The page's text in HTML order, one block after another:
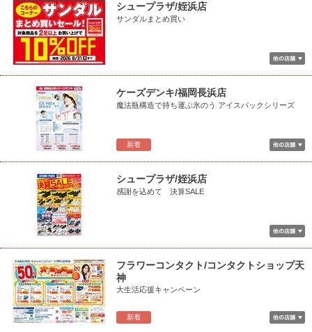
シュープラザ/姪浜店
サンダルまとめ買い
新着
ケーズデンキ/福岡長浜店
魔法瓶構造で持ち運ぶ氷のう アイスパックシリーズ
シュープラザ/姪浜店
感謝を込めて 決算SALE
新着
フラワーコンタクト/コンタクトショップ天
神
大生活応援キャンペーン